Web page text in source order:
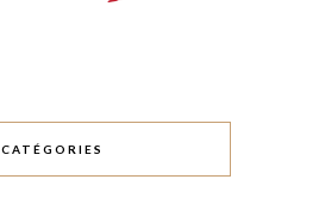
CATÉGORIES